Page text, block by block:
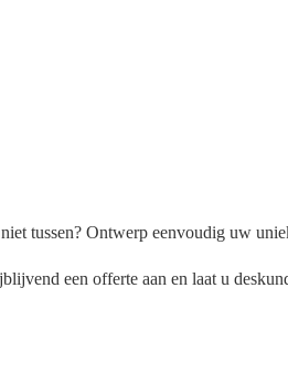
tussen? Ontwerp eenvoudig uw
een offerte aan en laat u